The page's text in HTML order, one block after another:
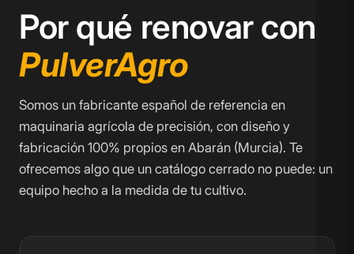
Por qué renovar con
PulverAgro
Somos un fabricante español de referencia en
maquinaria agrícola de precisión, con diseño y
fabricación 100% propios en Abarán (Murcia). Te
ofrecemos algo que un catálogo cerrado no puede: un
equipo hecho a la medida de tu cultivo.